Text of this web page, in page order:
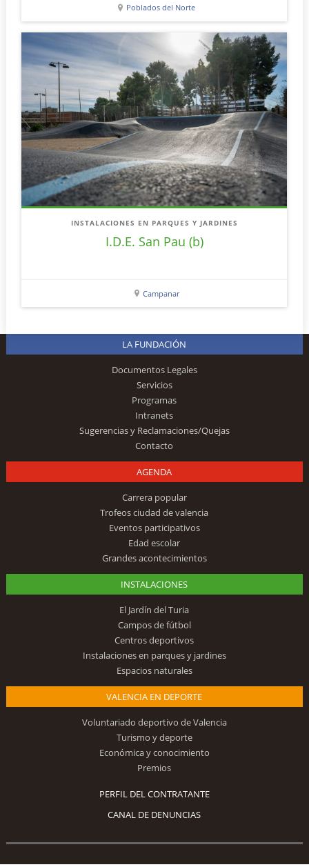
Poblados del Norte
INSTALACIONES EN PARQUES Y JARDINES
I.D.E. San Pau (b)
Campanar
LA FUNDACIÓN
Documentos Legales
Servicios
Programas
Intranets
Sugerencias y Reclamaciones/Quejas
Contacto
AGENDA
Carrera popular
Trofeos ciudad de valencia
Eventos participativos
Edad escolar
Grandes acontecimientos
INSTALACIONES
El Jardín del Turia
Campos de fútbol
Centros deportivos
Instalaciones en parques y jardines
Espacios naturales
VALENCIA EN DEPORTE
Voluntariado deportivo de Valencia
Turismo y deporte
Económica y conocimiento
Premios
PERFIL DEL CONTRATANTE
CANAL DE DENUNCIAS